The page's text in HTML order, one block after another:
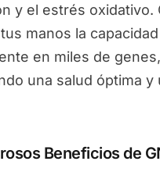
y el estrés oxidativo.
manos la
en miles de genes,
una salud óptima y
Beneficios de